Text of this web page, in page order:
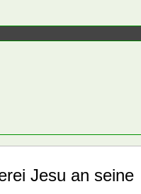
Jesu an seine